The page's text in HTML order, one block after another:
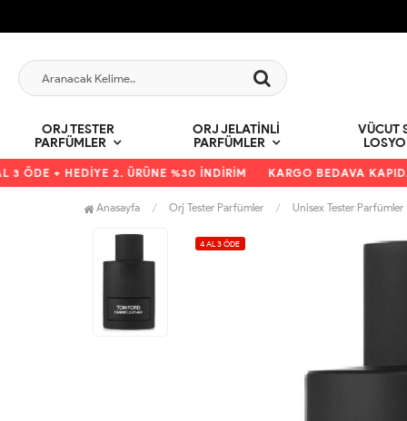
ORJ TESTER
PARFÜMLER
ORJ JELATINLI
PARFÜMLER
VÜCUT
+ HEDİYE 2. ÜRÜNE %30 İNDİRİM KARGO BEDAVA KAPIDA
Anasayfa Orj Tester Parfümler Unisex Tester Parfümler
4 AL 3 ÖDE